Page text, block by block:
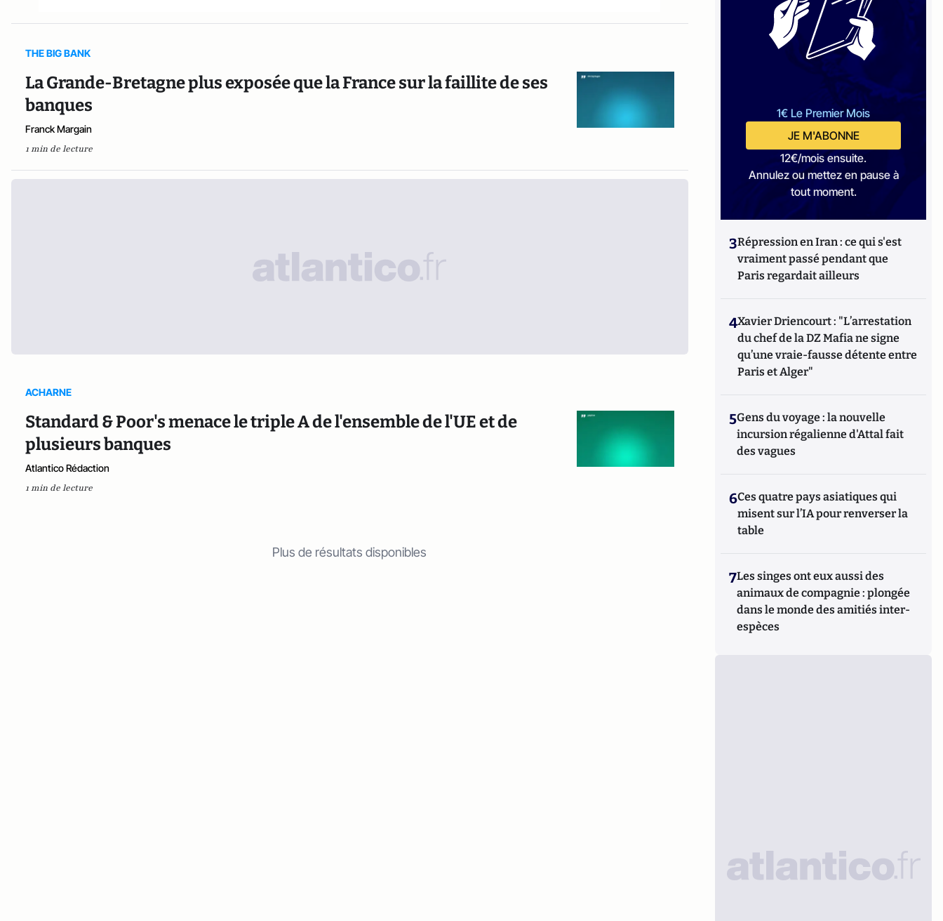
THE BIG BANK
La Grande-Bretagne plus exposée que la France sur la faillite de ses
banques
Franck Margain
1 min de lecture
ACHARNE
Standard & Poor's menace le triple A de l'ensemble de l'UE et de
plusieurs banques
Atlantico Rédaction
1 min de lecture
Plus de résultats disponibles
1€ Le Premier Mois
JE M'ABONNE
12€/mois ensuite.
Annulez ou mettez en pause à
tout moment.
3Répression en Iran : ce qui s'est
vraiment passé pendant que
Paris regardait ailleurs
4Xavier Driencourt : "L’arrestation
du chef de la DZ Mafia ne signe
qu’une vraie-fausse détente entre
Paris et Alger"
5Gens du voyage : la nouvelle
incursion régalienne d'Attal fait
des vagues
6Ces quatre pays asiatiques qui
misent sur l’IA pour renverser la
table
7Les singes ont eux aussi des
animaux de compagnie : plongée
dans le monde des amitiés inter-
espèces